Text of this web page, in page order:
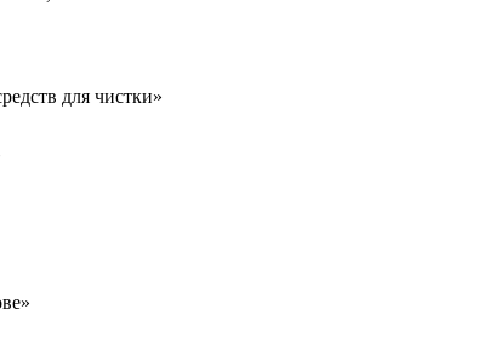
для чистки»